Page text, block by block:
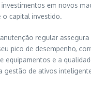
em novos
capital investido.
regular
pico de desempenho,
equipamentos e a
gestão de ativos